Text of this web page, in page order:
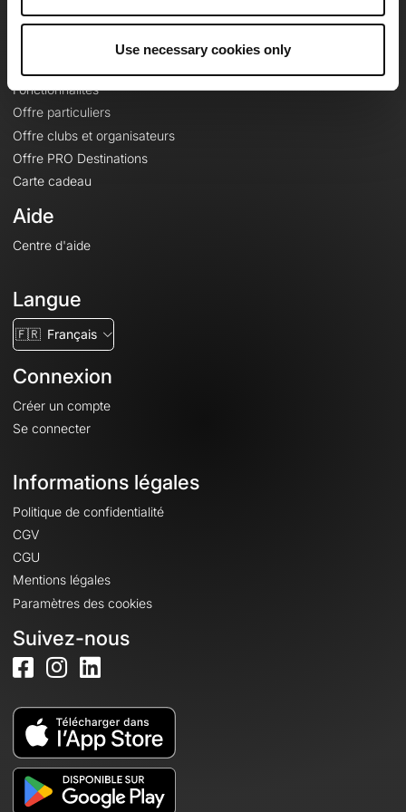
Use necessary cookies only
Fonctionnalités
Offre particuliers
Offre clubs et organisateurs
Offre PRO Destinations
Carte cadeau
Aide
Centre d'aide
Langue
🇫🇷 Français
Connexion
Créer un compte
Se connecter
Informations légales
Politique de confidentialité
CGV
CGU
Mentions légales
Paramètres des cookies
Suivez-nous